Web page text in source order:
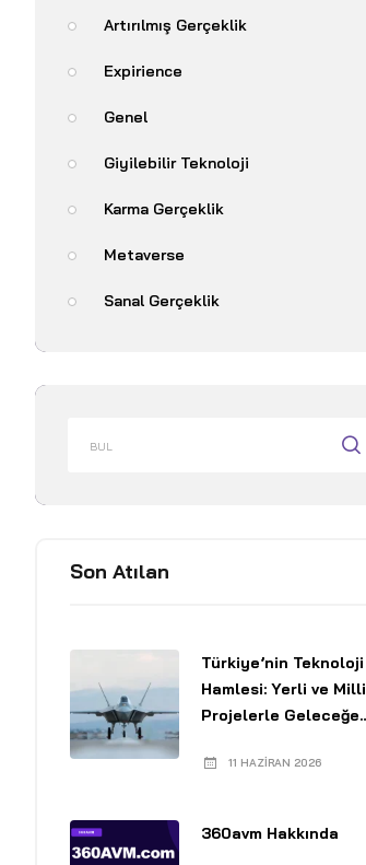
Artırılmış Gerçeklik
Expirience
Genel
Giyilebilir Teknoloji
Karma Gerçeklik
Metaverse
Sanal Gerçeklik
Son Atılan
Türkiye’nin Teknoloji
Hamlesi: Yerli ve Milli
Projelerle Geleceğe
11 HAZIRAN 2026
360avm Hakkında